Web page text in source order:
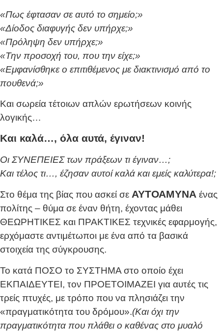
«Πως έφτασαν σε αυτό το σημείο;»
«Δίοδος διαφυγής δεν υπήρχε;»
«Πρόληψη δεν υπήρχε;»
«Την προσοχή του, που την είχε;»
«Εμφανίσθηκε ο επιτιθέμενος με διακτινισμό από το
πουθενά;»
Και σωρεία τέτοιων απλών ερωτήσεων κοινής
λογικής…
Και καλά…, όλα αυτά, έγιναν!
Οι ΣΥΝΕΠΕΙΕΣ των πράξεων τι έγιναν…;
Και τέλος τι…, έζησαν αυτοί καλά και εμείς καλύτερα!;
Στο θέμα της βίας που ασκεί σε ΑΥΤΟΑΜΥΝΑ ένας
πολίτης – θύμα σε έναν θήτη, έχοντας μάθει
ΘΕΩΡΗΤΙΚΕΣ και ΠΡΑΚΤΙΚΕΣ τεχνικές εφαρμογής,
ερχόμαστε αντιμέτωποι με ένα από τα βασικά
στοιχεία της σύγκρουσης.
Το κατά ΠΟΣΟ το ΣΥΣΤΗΜΑ στο οποίο έχει
ΕΚΠΑΙΔΕΥΤΕΙ, τον ΠΡΟΕΤΟΙΜΑΖΕΙ για αυτές τις
τρείς πτυχές, με τρόπο που να πλησιάζει την
«πραγματικότητα του δρόμου».(Και όχι την
πραγματικότητα που πλάθει ο καθένας στο μυαλό